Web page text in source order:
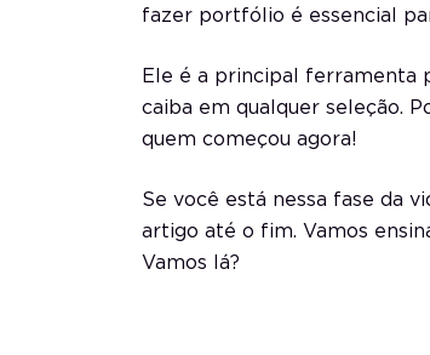
fazer portfólio é essencial
Ele é a principal ferramenta
caiba em qualquer seleção.
quem começou agora!
Se você está nessa fase da
artigo até o fim. Vamos
Vamos lá?